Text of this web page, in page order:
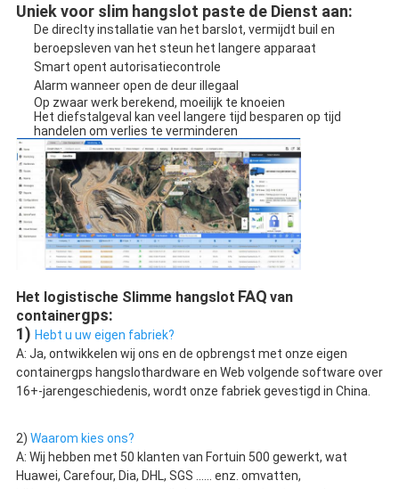
Uniek voor slim hangslot paste de Dienst aan:
De direclty installatie van het barslot, vermijdt buil en
beroepsleven van het steun het langere apparaat
Smart opent autorisatiecontrole
Alarm wanneer open de deur illegaal
Op zwaar werk berekend, moeilijk te knoeien
Het diefstalgeval kan veel langere tijd besparen op tijd
handelen om verlies te verminderen
Het logistische Slimme hangslot FAQ van
containergps:
1) Hebt u uw eigen fabriek?
A: Ja, ontwikkelen wij ons en de opbrengst met onze eigen
containergps hangslothardware en Web volgende software over
16+-jarengeschiedenis, wordt onze fabriek gevestigd in China.
2) Waarom kies ons?
A: Wij hebben met 50 klanten van Fortuin 500 gewerkt, wat
Huawei, Carefour, Dia, DHL, SGS ...... enz. omvatten,